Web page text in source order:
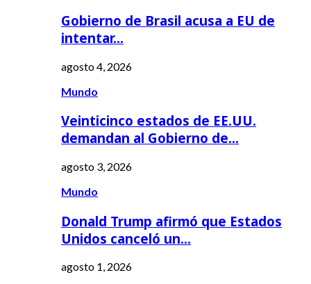
Gobierno de Brasil acusa a EU de
intentar…
agosto 4, 2026
Mundo
Veinticinco estados de EE.UU.
demandan al Gobierno de…
agosto 3, 2026
Mundo
Donald Trump afirmó que Estados
Unidos canceló un…
agosto 1, 2026